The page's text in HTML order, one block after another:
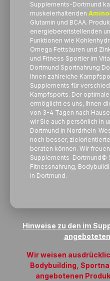
Supplements-Dortmund
muskelerhaltenden
Glutamin und BCAA.
energiebereitstellenden
Funktionen wie
Omega Fettsäuren und
und Fitness Sportler im
Dortmund Sportnahrung
Ihnen zahlreiche
Supplements für
Kampfsports. Der
ermöglicht es uns, Ihnen
von 3-4 Tagen nach
wir Sie auch persönlich in
Dortmund in Nordrhein-
noch besser,
beraten können. Wir
Supplements-Dortmund©
Fitnessnahrung,
in Dortmund.
Hinweise zu den im
Wir weisen
Bodybuilding,
angebotenen